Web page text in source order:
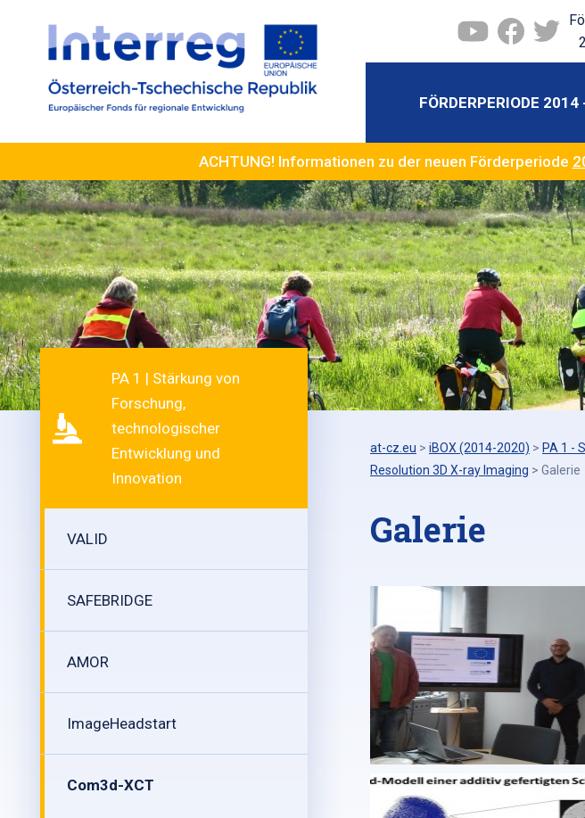
FÖRDERPERIODE
ACHTUNG! Informationen zu der neuen Förderperiode
PA 1 | Stärkung von
Forschung,
technologischer
Entwicklung und
Innovation
VALID
SAFEBRIDGE
AMOR
ImageHeadstart
Com3d-XCT
at-cz.eu > iBOX (2014-2020) > PA 1 -
Resolution 3D X-ray Imaging > Galerie
Galerie